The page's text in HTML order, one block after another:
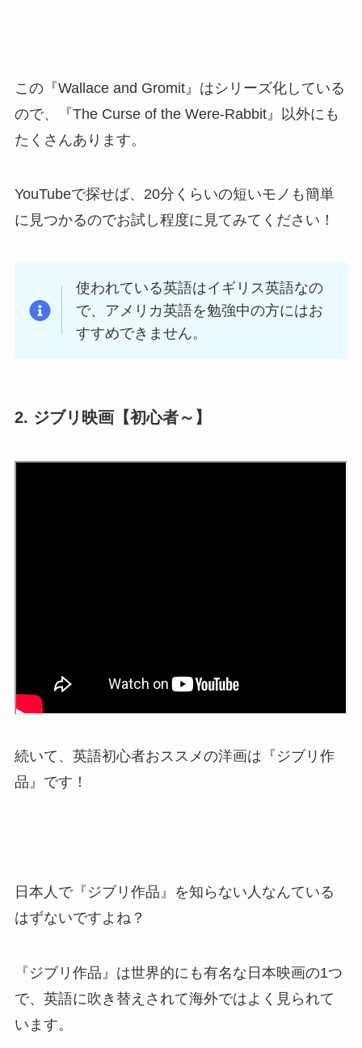
この『Wallace and Gromit』はシリーズ化している
ので、『The Curse of the Were-Rabbit』以外にも
たくさんあります。
YouTubeで探せば、20分くらいの短いモノも簡単
に見つかるのでお試し程度に見てみてください！
使われている英語はイギリス英語なの
で、アメリカ英語を勉強中の方にはお
すすめできません。
2. ジブリ映画【初心者～】
続いて、英語初心者おススメの洋画は『ジブリ作
品』です！
日本人で『ジブリ作品』を知らない人なんている
はずないですよね？
『ジブリ作品』は世界的にも有名な日本映画の1つ
で、英語に吹き替えされて海外ではよく見られて
います。